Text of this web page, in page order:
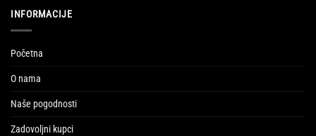
INFORMACIJE
Početna
O nama
Naše pogodnosti
Zadovoljni kupci